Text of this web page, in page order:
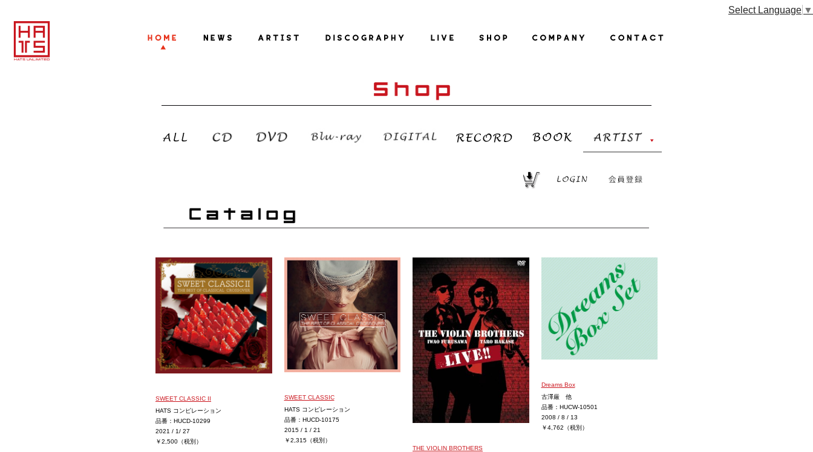
Select Language ▼
SWEET CLASSIC II
HATS コンピレーション
品番：HUCD-10299
2021 / 1/ 27
￥2,500（税別）
SWEET CLASSIC
HATS コンピレーション
品番：HUCD-10175
2015 / 1 / 21
￥2,315（税別）
THE VIOLIN BROTHERS
Dreams Box
古澤厳 他
品番：HUCW-10501
2008 / 8 / 13
￥4,762（税別）